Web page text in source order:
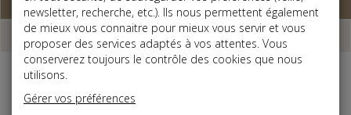
Dépêches
Fiscal TPE
newsletter, recherche, etc.). Ils nous permettent également
de mieux vous connaitre pour mieux vous servir et vous
proposer des services adaptés à vos attentes. Vous
conserverez toujours le contrôle des cookies que nous
utilisons.
Gérer vos préférences